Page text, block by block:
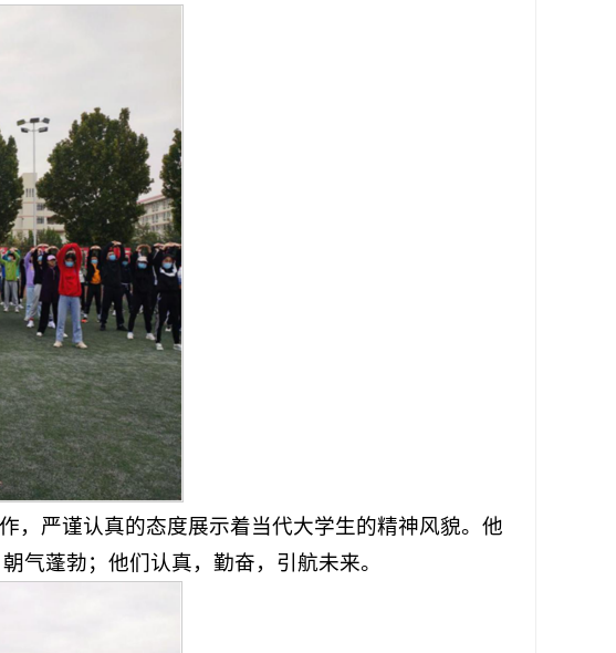
，严谨认真的态度展示着当代大学生的精神风貌。他
气蓬勃；他们认真，勤奋，引航未来。